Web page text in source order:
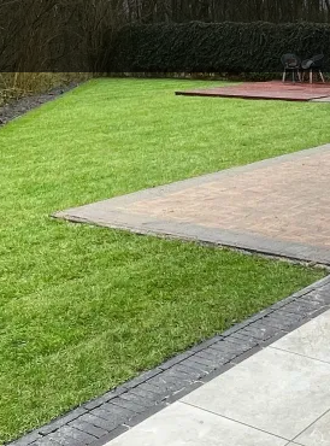
gewoon vakwerk. We
advies en leveren een
de aanleg van uw tuin. Denk hierbij aan:
en vlonders
en poorten
tuintrappen
en verlichting
maat – van ontwerp tot oplevering